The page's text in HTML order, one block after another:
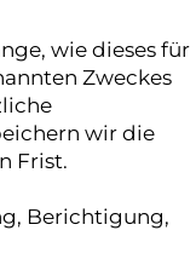
wie dieses für
Zweckes
wir die
Frist.
Berichtigung,